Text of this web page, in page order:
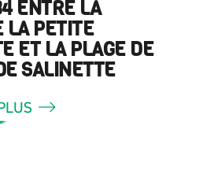
ENTRE LA
LA PETITE
ET LA PLAGE DE
SALINETTE